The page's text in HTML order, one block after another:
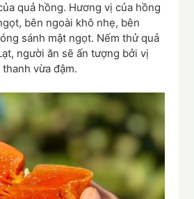
quả hồng. Hương vị của hồng
bên ngoài khô nhẹ, bên
sánh mật ngọt. Nếm thử quả
người ăn sẽ ấn tượng bởi vị
vừa đậm.